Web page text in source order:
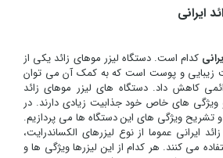
ایرانی
کدام است. دستگاه لیزر موهای زائد یکی از
زیبایی و پوست است که به کمک آن می توان
کاهش داد. دستگاه های لیزر موهای زائد
و ویژگی های خاص خود جذابیت زیادی دارند. در
ویژگی های این دستگاه ها می پردازیم.
ایرانی عموما از نوع لیزرهای الکساندرایت،
می کنند. هر کدام از این لیزرها ویژگی ها و